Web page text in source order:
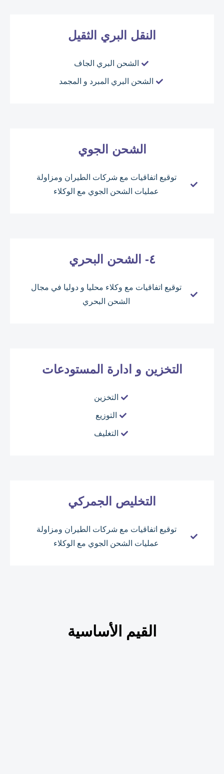
النقل البري الثقيل
الشحن البري الجاف
الشحن البري المبرد و المجمد
الشحن الجوي
توقيع اتفاقيات مع شركات الطيران ومزاولة
عمليات الشحن الجوي مع الوكلاء
توقيع اتفاقيات مع وكلاء محليا و دوليا في مجال
الشحن البحري
التخزين و ادارة المستودعات
التخزين
التوزيع
التغليف
التخليص الجمركي
توقيع اتفاقيات مع شركات الطيران ومزاولة
عمليات الشحن الجوي مع الوكلاء
القيم الأساسية